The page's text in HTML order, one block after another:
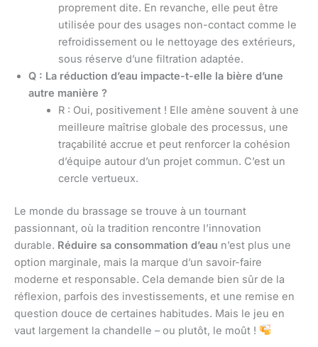
proprement dite. En revanche, elle peut être
utilisée pour des usages non-contact comme le
refroidissement ou le nettoyage des extérieurs,
sous réserve d’une filtration adaptée.
Q : La réduction d’eau impacte-t-elle la bière d’une
autre manière ?
R : Oui, positivement ! Elle amène souvent à une
meilleure maîtrise globale des processus, une
traçabilité accrue et peut renforcer la cohésion
d’équipe autour d’un projet commun. C’est un
cercle vertueux.
Le monde du brassage se trouve à un tournant
passionnant, où la tradition rencontre l’innovation
durable. Réduire sa consommation d’eau n’est plus une
option marginale, mais la marque d’un savoir-faire
moderne et responsable. Cela demande bien sûr de la
réflexion, parfois des investissements, et une remise en
question douce de certaines habitudes. Mais le jeu en
vaut largement la chandelle – ou plutôt, le moût !